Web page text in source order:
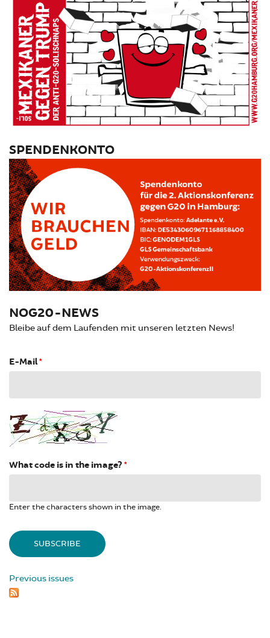
SPENDENKONTO
NOG20-NEWS
Bleibe auf dem Laufenden mit unseren letzten News!
E-Mail*
What code is in the image? *
Enter the characters shown in the image.
Previous issues